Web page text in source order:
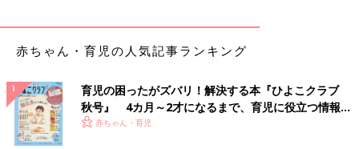
一方「なぜだからわからないけど脳内でリピートし続ける音楽」
というのもありますよね。
「原田龍二さんが出ている『大麦若葉』CMのBGMが止まりませ
赤ちゃん・育児の人気記事ランキング
育児の困ったがズバリ！解決する本『ひよこクラブ
秋号』 4カ月～2才になるまで、育児に役立つ情報が
いっぱい！
赤ちゃん・育児